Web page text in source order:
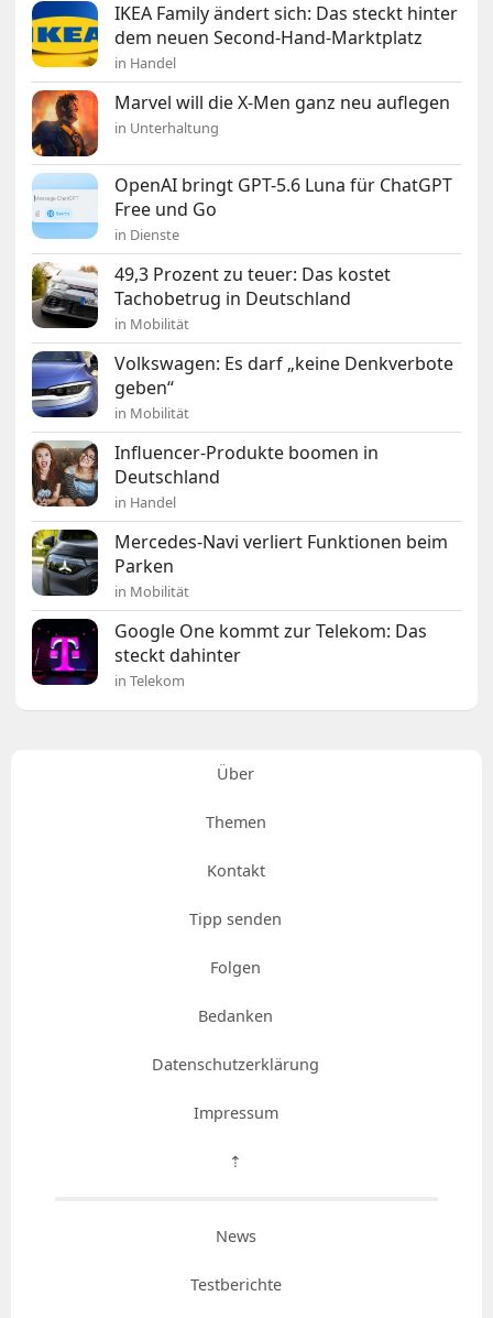
IKEA Family ändert sich: Das steckt hinter
dem neuen Second-Hand-Marktplatz
in Handel
Marvel will die X-Men ganz neu auflegen
in Unterhaltung
OpenAI bringt GPT-5.6 Luna für ChatGPT
Free und Go
in Dienste
49,3 Prozent zu teuer: Das kostet
Tachobetrug in Deutschland
in Mobilität
Volkswagen: Es darf „keine Denkverbote
geben“
in Mobilität
Influencer-Produkte boomen in
Deutschland
in Handel
Mercedes-Navi verliert Funktionen beim
Parken
in Mobilität
Google One kommt zur Telekom: Das
steckt dahinter
in Telekom
Über
Themen
Kontakt
Tipp senden
Folgen
Bedanken
Datenschutzerklärung
Impressum
⇡
News
Testberichte